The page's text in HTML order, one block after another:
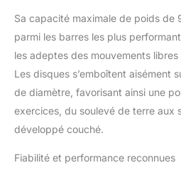
outil
les
de
Sa capacité maximale de poids de
parmi les barres les plus
les adeptes des mouvements
Les disques s’emboîtent aisément
de diamètre, favorisant ainsi une
exercices, du soulevé de terre aux
développé couché.
Fiabilité et performance reconnues